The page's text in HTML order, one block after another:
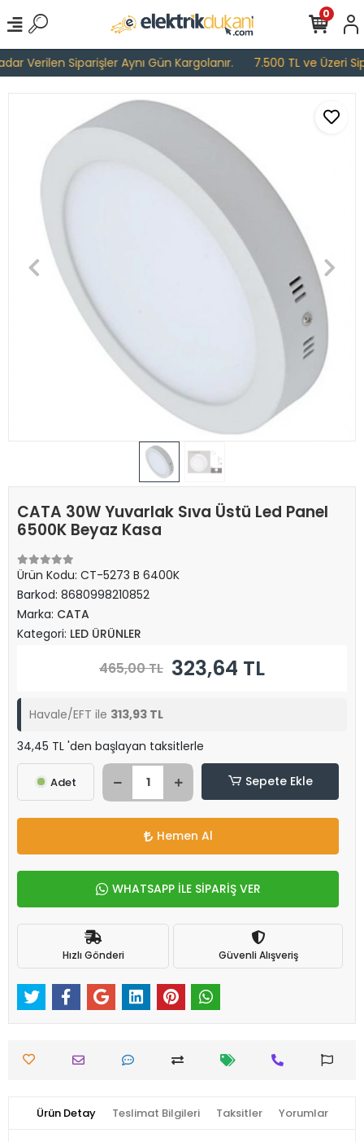
Verilen Siparişler Aynı Gün Kargolanır. 7.500 TL ve Üzeri
0
CATA 30W Yuvarlak Sıva Üstü Led Panel
6500K Beyaz Kasa
Ürün Kodu: CT-5273 B 6400K
Barkod: 8680998210852
Marka: CATA
Kategori: LED ÜRÜNLER
465,00 TL 323,64 TL
Havale/EFT ile 313,93 TL
34,45 TL 'den başlayan taksitlerle
Adet Sepete Ekle
Hemen Al
WHATSAPP İLE SİPARİŞ VER
Hızlı Gönderi Güvenli Alışveriş
Ürün Detay Teslimat Bilgileri Taksitler Yorumlar